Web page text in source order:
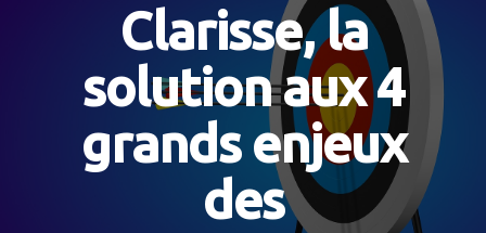
Clarisse, la
solution aux 4
grands enjeux
des